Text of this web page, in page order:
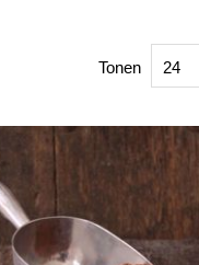
Tonen 24